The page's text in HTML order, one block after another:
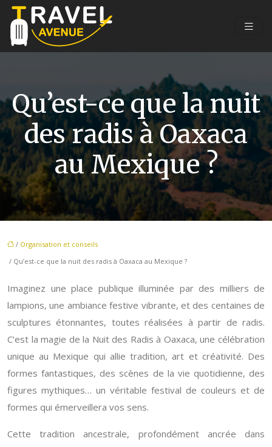
Qu’est-ce que la nuit
des radis à Oaxaca
au Mexique ?
/ Organisation et conseils
/ Qu’est-ce que la nuit des radis à Oaxaca au Mexique ?
Imaginez une place publique illuminée par des milliers de
lampions, une ambiance festive vibrante, et des centaines de
sculptures étonnantes, toutes réalisées à partir de radis.
C’est la magie de la Nuit des Radis à Oaxaca, une célébration
unique au Mexique qui allie tradition, art et créativité. Des
formes fantastiques, des scènes de la vie quotidienne, des
figures mythiques… un véritable festival de couleurs et de
formes qui émerveillera vos sens.
Cette tradition ancestrale, profondément ancrée dans